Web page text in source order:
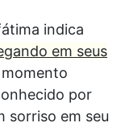
indica
em seus
por
sorriso em seu